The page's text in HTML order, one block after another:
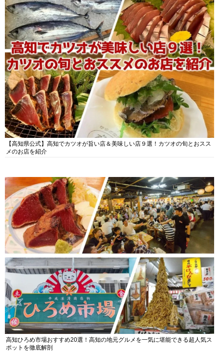
【高知県公式】高知でカツオが旨い店＆美味しい店９選！カツオの旬とおスス
メのお店を紹介
高知ひろめ市場おすすめ20選！高知の地元グルメを一気に堪能できる超人気ス
ポットを徹底解剖